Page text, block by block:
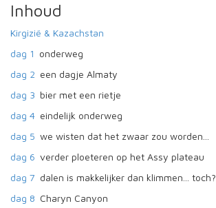
Inhoud
Kirgizië & Kazachstan
dag 1 onderweg
dag 2 een dagje Almaty
dag 3 bier met een rietje
dag 4 eindelijk onderweg
dag 5 we wisten dat het zwaar zou worden...
dag 6 verder ploeteren op het Assy plateau
dag 7 dalen is makkelijker dan klimmen... toch?
dag 8 Charyn Canyon